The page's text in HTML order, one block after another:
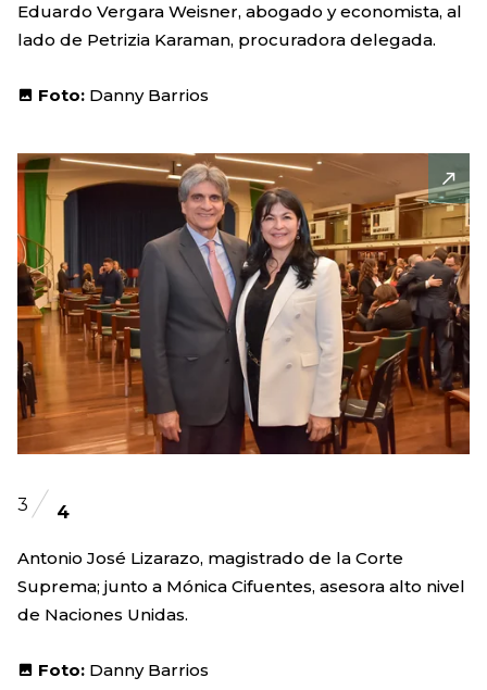
Eduardo Vergara Weisner, abogado y economista, al
lado de Petrizia Karaman, procuradora delegada.
Foto: Danny Barrios
3 4
Antonio José Lizarazo, magistrado de la Corte
Suprema; junto a Mónica Cifuentes, asesora alto nivel
de Naciones Unidas.
Foto: Danny Barrios